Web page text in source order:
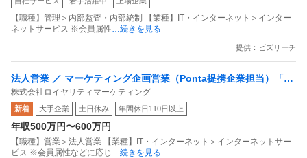
プライアンス推進担当（SBCSD）
【職種】管理＞内部監査・内部統制 【業種】IT・インターネット＞インター
ネットサービス ※会員属性 …続きを見る
提供：ビズリーチ
法人営業 ／ マーケティング企画営業（Ponta提携企業担当）「国
内最大級の共通ポイントサービスを展開／無駄のない消費社会を
目指すデータマーケティングカンパニー」
株式会社ロイヤリティマーケティング
新着 大手企業 土日休み 年間休日110日以上
年収500万円〜600万円
【職種】営業＞法人営業 【業種】IT・インターネット＞インターネットサー
ビス ※会員属性などに応じ
…続きを見る